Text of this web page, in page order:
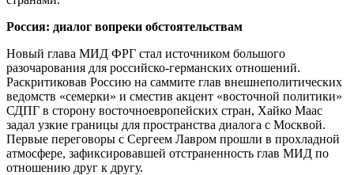
Россия: диалог вопреки обстоятельствам
Новый глава МИД ФРГ стал источником большого
разочарования для российско-германских отношений.
Раскритиковав Россию на саммите глав внешнеполитических
ведомств «семерки» и сместив акцент «восточной политики»
СДПГ в сторону восточноевропейских стран, Хайко Маас
задал узкие границы для пространства диалога с Москвой.
Первые переговоры с Сергеем Лавром прошли в прохладной
атмосфере, зафиксировавшей отстраненность глав МИД по
отношению друг к другу.